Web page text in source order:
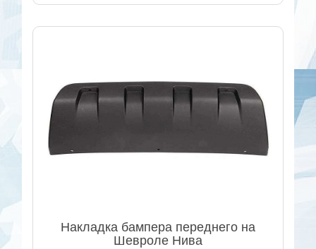
Накладка бампера переднего на
Шевроле Нива